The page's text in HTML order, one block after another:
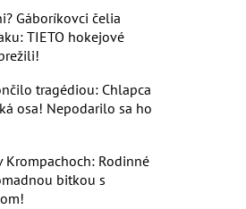
Gáboríkovci čelia
TIETO hokejové
tragédiou: Chlapca
osa! Nepodarilo sa ho
Krompachoch: Rodinné
bitkou s